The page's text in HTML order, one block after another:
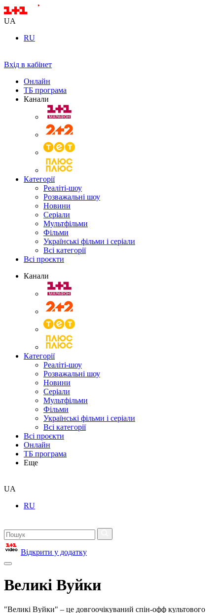
UA
RU
Вхід в кабінет
Онлайн
ТБ програма
Канали
Категорії
Реаліті-шоу
Розважальні шоу
Новини
Серіали
Мультфільми
Фільми
Українські фільми і серіали
Всі категорії
Всі проєкти
Канали
Категорії
Реаліті-шоу
Розважальні шоу
Новини
Серіали
Мультфільми
Фільми
Українські фільми і серіали
Всі категорії
Всі проєкти
Онлайн
ТБ програма
Еще
UA
RU
Відкрити у додатку
Великі Вуйки
"Великі Вуйки" – це довгоочікуваний спін-офф культового